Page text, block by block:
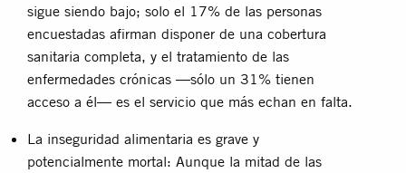
sigue siendo bajo; solo el 17% de las personas
encuestadas afirman disponer de una cobertura
sanitaria completa, y el tratamiento de las
enfermedades crónicas —sólo un 31% tienen
acceso a él— es el servicio que más echan en falta.
La inseguridad alimentaria es grave y
potencialmente mortal: Aunque la mitad de las